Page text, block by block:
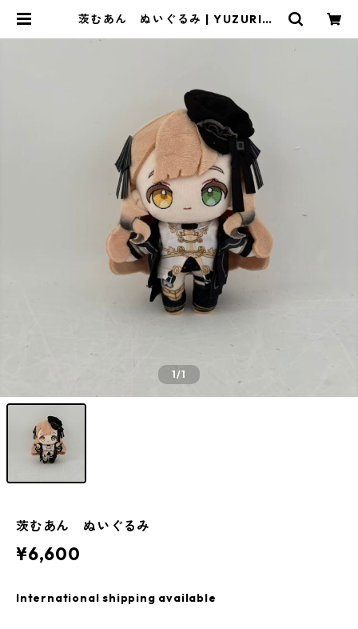
茨むあん ぬいぐるみ | YUZURIHA
1/1
茨むあん ぬいぐるみ
¥6,600
International shipping available